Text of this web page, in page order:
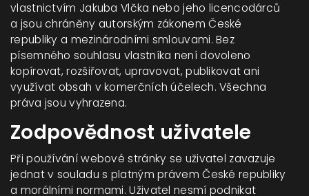
vlastnictvím Jakuba Vlčka nebo jeho licencodárců
a jsou chráněny autorským zákonem České
republiky a mezinárodními smlouvami. Bez
písemného souhlasu vlastníka není dovoleno
kopírovat, rozšiřovat, upravovat, publikovat ani
využívat obsah v komerčních účelech. Všechna
práva jsou vyhrazena.
Zodpovědnost uživatele
Při používání webové stránky se uživatel zavazuje
jednat v souladu s platným právem České republiky
a morálními normami. Uživatel nesmí podnikat